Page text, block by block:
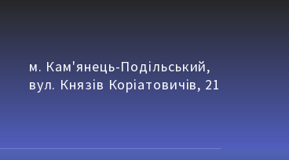
м. Кам'янець-Подільський,
вул. Князів Коріатовичів, 21